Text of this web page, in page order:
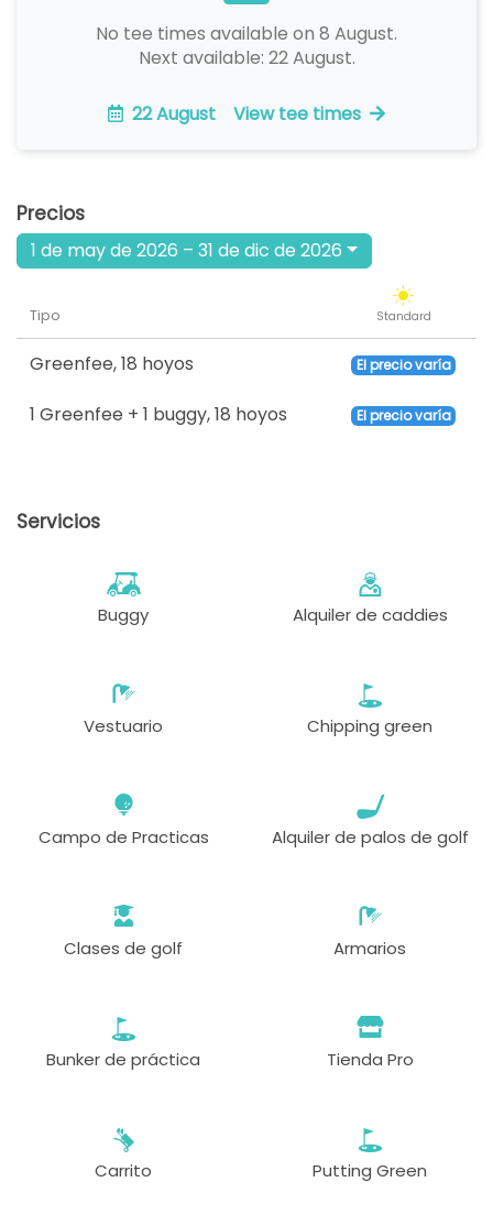
No tee times available on 8 August.
Next available: 22 August.
22 August View tee times
Precios
1 de may de 2026 – 31 de dic de 2026
Tipo Standard
Greenfee,18 hoyos El precio varía
1 Greenfee + 1 buggy,18 hoyos El precio varía
Servicios
Buggy Alquiler de caddies
Vestuario Chipping green
Campo de Practicas Alquiler de palos de golf
Clases de golf Armarios
Bunker de práctica Tienda Pro
Carrito Putting Green